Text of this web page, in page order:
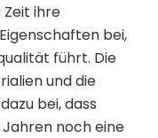
ihre
bei,
führt. Die
und die
bei, dass
noch eine